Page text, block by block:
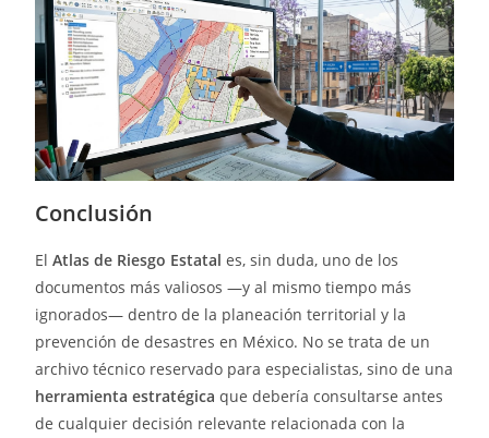
Conclusión
ElAtlas de Riesgo Estatal es, sin duda, uno de los
documentos más valiosos —y al mismo tiempo más
ignorados— dentro de la planeación territorial y la
prevención de desastres en México. No se trata de un
archivo técnico reservado para especialistas, sino de una
herramienta estratégica que debería consultarse antes
de cualquier decisión relevante relacionada con la